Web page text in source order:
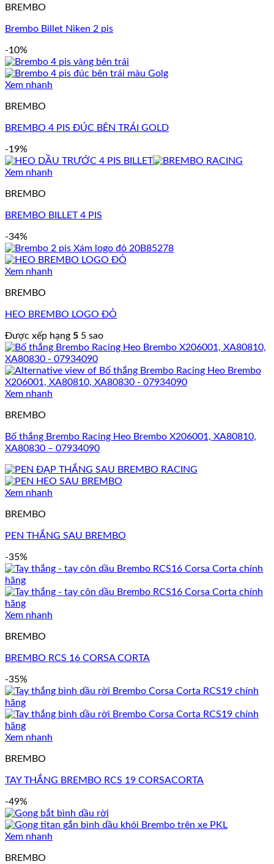
BREMBO
Brembo Billet Niken 2 pis
-10%
Xem nhanh
BREMBO
BREMBO 4 PIS ĐÚC BÊN TRÁI GOLD
-19%
Xem nhanh
BREMBO
BREMBO BILLET 4 PIS
-34%
Xem nhanh
BREMBO
HEO BREMBO LOGO ĐỎ
Được xếp hạng 5 5 sao
Xem nhanh
BREMBO
Bố thắng Brembo Racing Heo Brembo X206001, XA80810,
XA80830 – 07934090
Xem nhanh
BREMBO
PEN THẮNG SAU BREMBO
-35%
Xem nhanh
BREMBO
BREMBO RCS 16 CORSA CORTA
-35%
Xem nhanh
BREMBO
TAY THẮNG BREMBO RCS 19 CORSACORTA
-49%
Xem nhanh
BREMBO